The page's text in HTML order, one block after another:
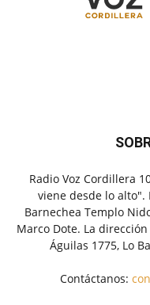
Radio Voz Cordillera
viene desde lo alto".
Barnechea Templo
Marco Dote. La
Águilas 1775, Lo
Contáctanos: